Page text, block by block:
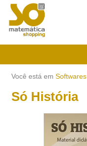
Menu ≡
Você está emSoftwares
Só História